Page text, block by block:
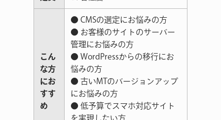
こん
な方
にお
すす
め
● CMSの選定にお悩みの方
● お客様のサイトのサーバー
管理にお悩みの方
● WordPressからの移行にお
悩みの方
● 古いMTのバージョンアップ
にお悩みの方
● 低予算でスマホ対応サイト
を実現したい方